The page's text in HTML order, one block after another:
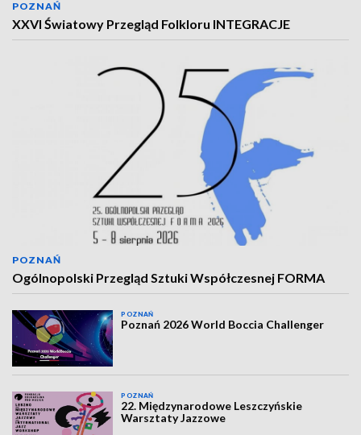
POZNAŃ
XXVI Światowy Przegląd Folkloru INTEGRACJE
POZNAŃ
Ogólnopolski Przegląd Sztuki Współczesnej FORMA
POZNAŃ
Poznań 2026 World Boccia Challenger
POZNAŃ
22. Międzynarodowe Leszczyńskie
Warsztaty Jazzowe